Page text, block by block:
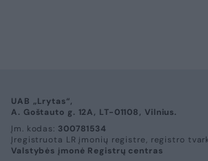
UAB „Lrytas“,
A. Goštauto g. 12A, LT-01108, Vilnius.
Įm. kodas: 300781534
Įregistruota LR įmonių registre, registro
Valstybės įmonė Registrų centras